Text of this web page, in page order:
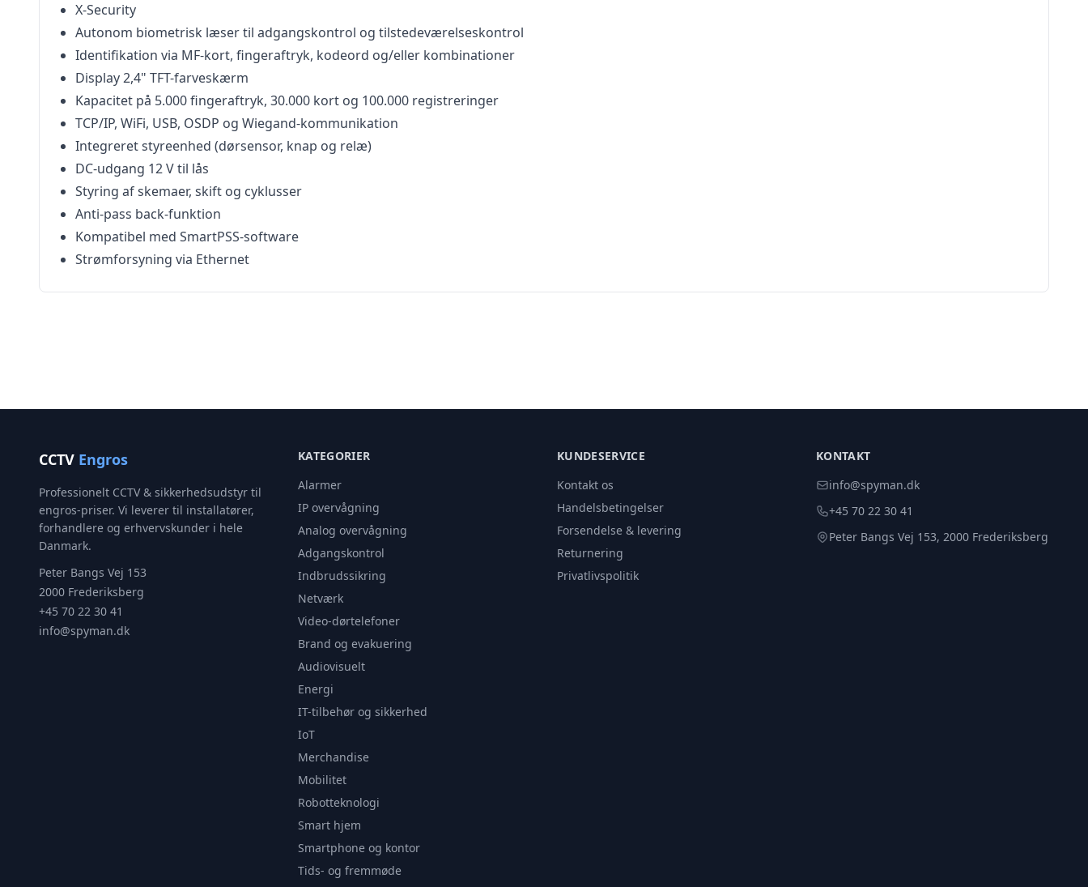
X-Security
Autonom biometrisk læser til adgangskontrol og tilstedeværelseskontrol
Identifikation via MF-kort, fingeraftryk, kodeord og/eller kombinationer
Display 2,4" TFT-farveskærm
Kapacitet på 5.000 fingeraftryk, 30.000 kort og 100.000 registreringer
TCP/IP, WiFi, USB, OSDP og Wiegand-kommunikation
Integreret styreenhed (dørsensor, knap og relæ)
DC-udgang 12 V til lås
Styring af skemaer, skift og cyklusser
Anti-pass back-funktion
Kompatibel med SmartPSS-software
Strømforsyning via Ethernet
CCTV Engros
Professionelt CCTV & sikkerhedsudstyr til
engros-priser. Vi leverer til installatører,
forhandlere og erhvervskunder i hele
Danmark.
Peter Bangs Vej 153
2000 Frederiksberg
+45 70 22 30 41
info@spyman.dk
KATEGORIER
Alarmer
IP overvågning
Analog overvågning
Adgangskontrol
Indbrudssikring
Netværk
Video-dørtelefoner
Brand og evakuering
Audiovisuelt
Energi
IT-tilbehør og sikkerhed
IoT
Merchandise
Mobilitet
Robotteknologi
Smart hjem
Smartphone og kontor
Tids- og fremmøde
KUNDESERVICE
Kontakt os
Handelsbetingelser
Forsendelse & levering
Returnering
Privatlivspolitik
KONTAKT
info@spyman.dk
+45 70 22 30 41
Peter Bangs Vej 153, 2000 Frederiksberg